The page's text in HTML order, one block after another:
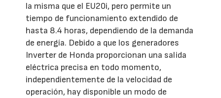
la misma que el EU20i, pero permite un
tiempo de funcionamiento extendido de
hasta 8.4 horas, dependiendo de la demanda
de energía. Debido a que los generadores
Inverter de Honda proporcionan una salida
eléctrica precisa en todo momento,
independientemente de la velocidad de
operación, hay disponible un modo de